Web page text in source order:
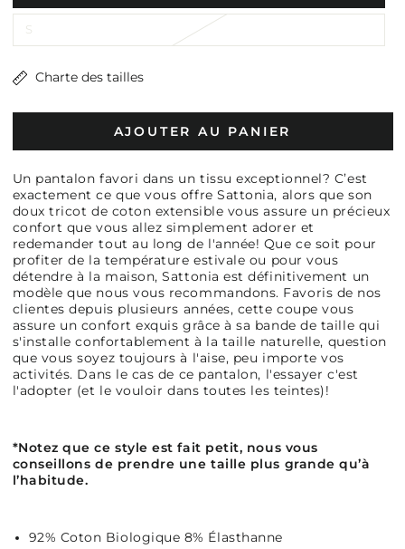
S
Charte des tailles
AJOUTER AU PANIER
Un pantalon favori dans un tissu exceptionnel? C’est
exactement ce que vous offre Sattonia, alors que son
doux tricot de coton extensible vous assure un précieux
confort que vous allez simplement adorer et
redemander tout au long de l'année! Que ce soit pour
profiter de la température estivale ou pour vous
détendre à la maison, Sattonia est définitivement un
modèle que nous vous recommandons. Favoris de nos
clientes depuis plusieurs années, cette coupe vous
assure un confort exquis grâce à sa bande de taille qui
s'installe confortablement à la taille naturelle, question
que vous soyez toujours à l'aise, peu importe vos
activités. Dans le cas de ce pantalon, l'essayer c'est
l'adopter (et le vouloir dans toutes les teintes)!
*Notez que ce style est fait petit, nous vous
conseillons de prendre une taille plus grande qu’à
l’habitude.
92% Coton Biologique 8% Élasthanne